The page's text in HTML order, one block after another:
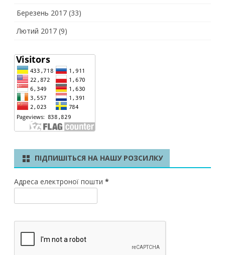
Березень 2017 (33)
Лютий 2017 (9)
ПІДПИШІТЬСЯ НА НАШУ РОЗСИЛКУ
Адреса електроної пошти *